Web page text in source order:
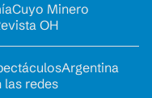
Cuyo Minero
OH
Argentina
las redes